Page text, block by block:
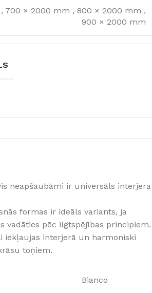
, 700 × 2000 mm , 800 × 2000 mm ,
900 × 2000 mm
neapšaubāmi ir universāls interjera
formas ir ideāls variants, ja
vadāties pēc ilgtspējības principiem.
iekļaujas interjerā un harmoniski
toņiem.
Bianco